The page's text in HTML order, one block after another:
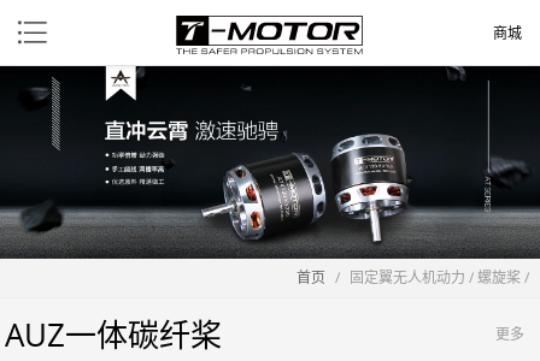
商城
首页 / 固定翼无人机动力 /螺旋桨 /
AUZ一体碳纤桨 更多